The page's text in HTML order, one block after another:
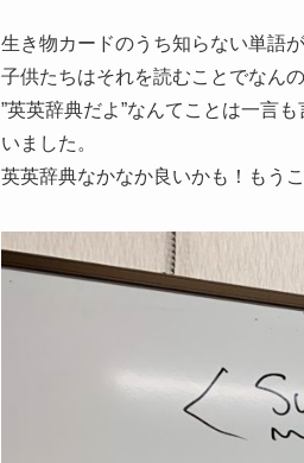
生き物カードのうち知らない単語
子供たちはそれを読むことでなん
”英英辞典だよ”なんてことは一言
いました。
英英辞典なかなか良いかも！もう